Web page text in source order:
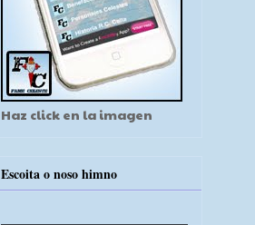
Haz click en la imagen
Escoita o noso himno